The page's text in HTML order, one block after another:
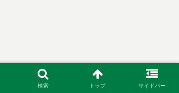
検索 トップ サイドバー